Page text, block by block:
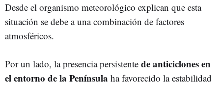
Desde el organismo meteorológico explican que esta
situación se debe a una combinación de factores
atmosféricos.
Por un lado, la presencia persistente de anticiclones en
el entorno de la Península ha favorecido la estabilidad